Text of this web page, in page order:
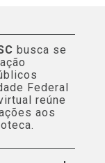
busca se
Federal
reúne
aos